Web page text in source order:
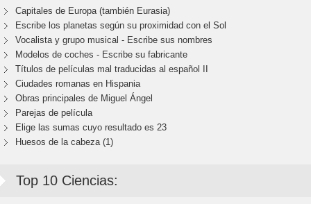
Capitales de Europa (también Eurasia)
Escribe los planetas según su proximidad con el Sol
Vocalista y grupo musical - Escribe sus nombres
Modelos de coches - Escribe su fabricante
Títulos de películas mal traducidas al español II
Ciudades romanas en Hispania
Obras principales de Miguel Ángel
Parejas de película
Elige las sumas cuyo resultado es 23
Huesos de la cabeza (1)
Top 10 Ciencias: